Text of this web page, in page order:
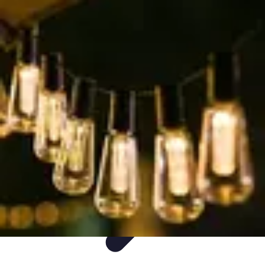
Decoración Económica
ParedesRecomendaciones
Decoración Económica